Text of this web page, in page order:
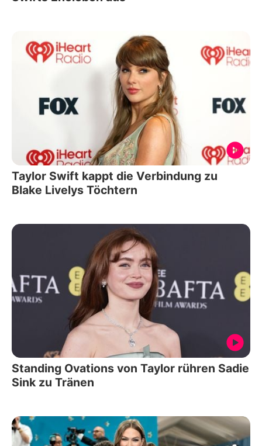
Taylor Swift kappt die Verbindung zu
Blake Livelys Töchtern
Standing Ovations von Taylor rühren Sadie
Sink zu Tränen